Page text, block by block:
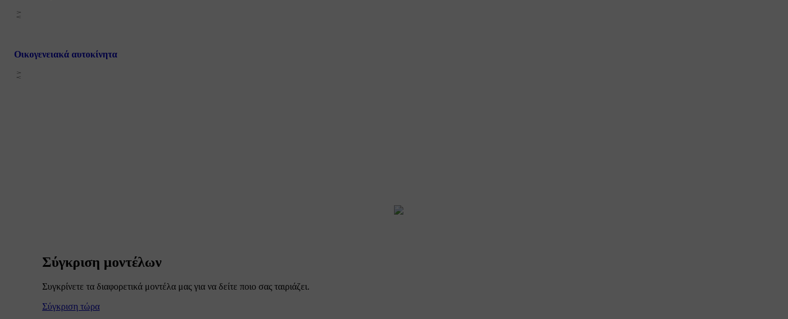
Οικογενειακά αυτοκίνητα
Σύγκριση μοντέλων
Συγκρίνετε τα διαφορετικά μοντέλα μας για να δείτε ποιο σας ταιριάζει.
Σύγκριση τώρα